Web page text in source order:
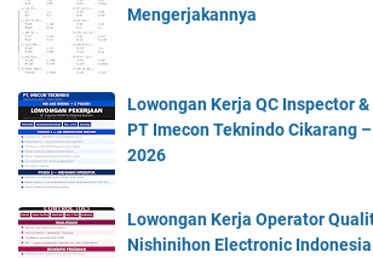
Mengerjakannya
Lowongan Kerja QC Inspector
PT Imecon Teknindo Cikarang
2026
Lowongan Kerja Operator
Nishinihon Electronic